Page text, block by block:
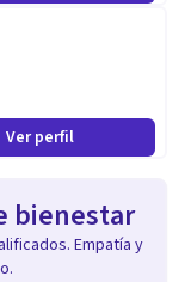
Ver perfil
bienestar
Empatía y